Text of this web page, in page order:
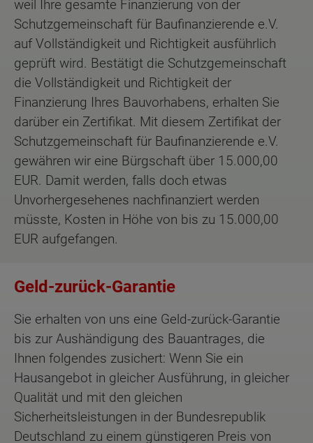
weil Ihre gesamte Finanzierung von der
Schutzgemeinschaft für Baufinanzierende e.V.
auf Vollständigkeit und Richtigkeit ausführlich
geprüft wird. Bestätigt die Schutzgemeinschaft
die Vollständigkeit und Richtigkeit der
Finanzierung Ihres Bauvorhabens, erhalten Sie
darüber ein Zertifikat. Mit diesem Zertifikat der
Schutzgemeinschaft für Baufinanzierende e.V.
gewähren wir eine Bürgschaft über 15.000,00
EUR. Damit werden, falls doch etwas
Unvorhergesehenes nachfinanziert werden
müsste, Kosten in Höhe von bis zu 15.000,00
EUR aufgefangen.
Geld-zurück-Garantie
Sie erhalten von uns eine Geld-zurück-Garantie
bis zur Aushändigung des Bauantrages, die
Ihnen folgendes zusichert: Wenn Sie ein
Hausangebot in gleicher Ausführung, in gleicher
Qualität und mit den gleichen
Sicherheitsleistungen in der Bundesrepublik
Deutschland zu einem günstigeren Preis von